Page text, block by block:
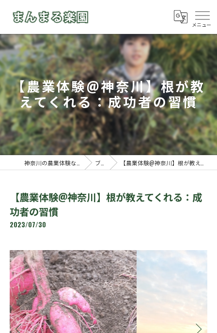
【農業体験@神奈川】根が教
えてくれる：成功者の習慣
ブログ 【農業体験@神奈川】根が教えてくれる：成功者の習慣
【農業体験@神奈川】根が教えてくれる：成
功者の習慣
2023/07/30